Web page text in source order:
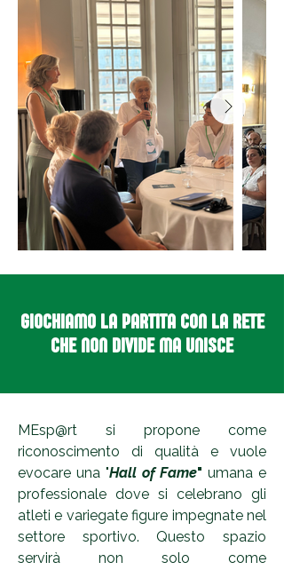
GIOCHIAMO LA PARTITA CON LA RETE
CHE NON DIVIDE MA UNISCE
MEsp@rt si propone come
riconoscimento di qualità e vuole
evocare una "Hall of Fame"umana e
professionale dove si celebrano gli
atleti e variegate figure impegnate nel
settore sportivo. Questo spazio
servirà non solo come